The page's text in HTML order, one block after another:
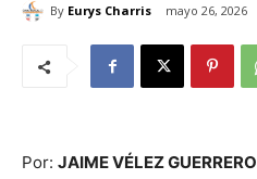
By Eurys Charris mayo 26, 2026
Por: JAIME VÉLEZ GUERRERO